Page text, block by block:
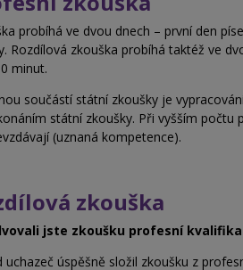
probíhá ve dvou dnech – první den
Rozdílová zkouška probíhá taktéž ve
minut.
součástí státní zkoušky je
státní zkoušky. Při vyšším
(uznaná kompetence).
zkouška
jste zkoušku profesní
uchazeč úspěšně složil zkoušku z